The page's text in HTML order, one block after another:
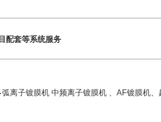
配套等系统服务
离子镀膜机 中频离子镀膜机 、AF镀膜机